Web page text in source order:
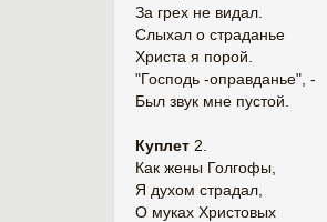
За грех не видал.
Слыхал о страданье
Христа я порой.
"Господь -оправданье", -
Был звук мне пустой.
Куплет 2.
Как жены Голгофы,
Я духом страдал,
О муках Христовых